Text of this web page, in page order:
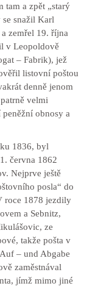
tam a zpět „starý
snažil Karl
zemřel 19. října
v Leopoldově
– Fabrik), jež
listovní poštou
denně jenom
velmi
obnosy a
1836, byl
června 1862
Nejprve ještě
posla“ do
roce 1878 jezdily
a Sebnitz,
ze
takže pošta v
– und Abgabe
zaměstnával
jímž mimo jiné